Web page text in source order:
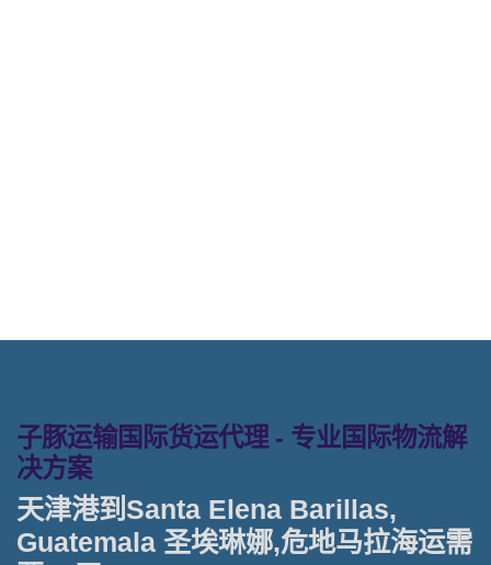
子豚运输国际货运代理 - 专业国际物流解
决方案
天津港到Santa Elena Barillas,
Guatemala 圣埃琳娜,危地马拉海运需